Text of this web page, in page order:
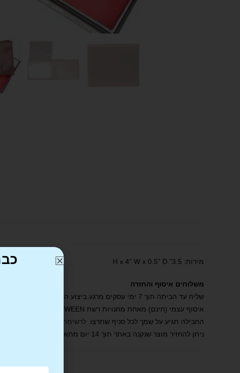
מידות: 3.5” H x 4” W x 0.5” D
משלוחים איסוף והחזרה
שליח עד הביתה תוך 7 ימי עסקים מרגע ביצוע ההזמנה באתר ואישורה
איסוף עצמי (חינם) מאחת מחנויות רשת BE TWEEN . הסניף ייצור קשר עמכם תוך 2 ימי עסקים מרגע ביצוע ההזמנה באתר ואישורה.
החבילה תגיע על שמך לכל סניף שתרצו. לרשימת הסניפים שלנו
ניתן להחזיר מוצר שנקנה באתר תוך 14 יום מתאריך הרכישה. יש לדאוג שהמוצר הוחזר באריזתו המקורית, ככל הניתן, ומבלי שנעשה בו שימוש ו/או נגרם פגם או נזק.